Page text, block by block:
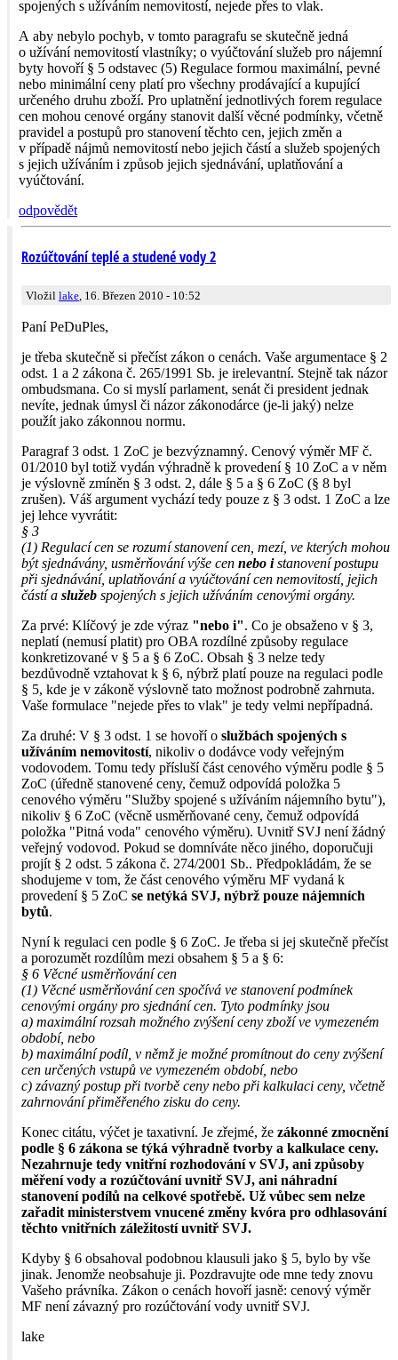
spojených s užíváním nemovitostí, nejede přes to vlak.
A aby nebylo pochyb, v tomto paragrafu se skutečně jedná
o užívání nemovitostí vlastníky; o vyúčtování služeb pro nájemní
byty hovoří § 5 odstavec (5) Regulace formou maximální, pevné
nebo minimální ceny platí pro všechny prodávající a kupující
určeného druhu zboží. Pro uplatnění jednotlivých forem regulace
cen mohou cenové orgány stanovit další věcné podmínky, včetně
pravidel a postupů pro stanovení těchto cen, jejich změn a
v případě nájmů nemovitostí nebo jejich částí a služeb spojených
s jejich užíváním i způsob jejich sjednávání, uplatňování a
vyúčtování.
odpovědět
Rozúčtování teplé a studené vody 2
Vložil lake , 16. Březen 2010 - 10:52
Paní PeDuPles,
je třeba skutečně si přečíst zákon o cenách. Vaše argumentace § 2
odst. 1 a 2 zákona č. 265/1991 Sb. je irelevantní. Stejně tak názor
ombudsmana. Co si myslí parlament, senát či president jednak
nevíte, jednak úmysl či názor zákonodárce (je-li jaký) nelze
použít jako zákonnou normu.
Paragraf 3 odst. 1 ZoC je bezvýznamný. Cenový výměr MF č.
01/2010 byl totiž vydán výhradně k provedení § 10 ZoC a v něm
je výslovně zmíněn § 3 odst. 2, dále § 5 a § 6 ZoC (§ 8 byl
zrušen). Váš argument vychází tedy pouze z § 3 odst. 1 ZoC a lze
jej lehce vyvrátit:
§ 3
(1) Regulací cen se rozumí stanovení cen, mezí, ve kterých mohou
být sjednávány, usměrňování výše cen nebo istanovení postupu
při sjednávání, uplatňování a vyúčtování cen nemovitostí, jejich
částí a služeb spojených s jejich užíváním cenovými orgány.
Za prvé: Klíčový je zde výraz "nebo i". Co je obsaženo v § 3,
neplatí (nemusí platit) pro OBA rozdílné způsoby regulace
konkretizované v § 5 a § 6 ZoC. Obsah § 3 nelze tedy
bezdůvodně vztahovat k § 6, nýbrž platí pouze na regulaci podle
§ 5, kde je v zákoně výslovně tato možnost podrobně zahrnuta.
Vaše formulace "nejede přes to vlak" je tedy velmi nepřípadná.
Za druhé: V § 3 odst. 1 se hovoří o službách spojených s
užíváním nemovitostí, nikoliv o dodávce vody veřejným
vodovodem. Tomu tedy přísluší část cenového výměru podle § 5
ZoC (úředně stanovené ceny, čemuž odpovídá položka 5
cenového výměru "Služby spojené s užíváním nájemního bytu"),
nikoliv § 6 ZoC (věcně usměrňované ceny, čemuž odpovídá
položka "Pitná voda" cenového výměru). Uvnitř SVJ není žádný
veřejný vodovod. Pokud se domníváte něco jiného, doporučuji
projít § 2 odst. 5 zákona č. 274/2001 Sb.. Předpokládám, že se
shodujeme v tom, že část cenového výměru MF vydaná k
provedení § 5 ZoC se netýká SVJ, nýbrž pouze nájemních
bytů.
Nyní k regulaci cen podle § 6 ZoC. Je třeba si jej skutečně přečíst
a porozumět rozdílům mezi obsahem § 5 a § 6:
§ 6 Věcné usměrňování cen
(1) Věcné usměrňování cen spočívá ve stanovení podmínek
cenovými orgány pro sjednání cen. Tyto podmínky jsou
a) maximální rozsah možného zvýšení ceny zboží ve vymezeném
období, nebo
b) maximální podíl, v němž je možné promítnout do ceny zvýšení
cen určených vstupů ve vymezeném období, nebo
c) závazný postup při tvorbě ceny nebo při kalkulaci ceny, včetně
zahrnování přiměřeného zisku do ceny.
Konec citátu, výčet je taxativní. Je zřejmé, že zákonné zmocnění
podle § 6 zákona se týká výhradně tvorby a kalkulace ceny.
Nezahrnuje tedy vnitřní rozhodování v SVJ, ani způsoby
měření vody a rozúčtování uvnitř SVJ, ani náhradní
stanovení podílů na celkové spotřebě. Už vůbec sem nelze
zařadit ministerstvem vnucené změny kvóra pro odhlasování
těchto vnitřních záležitostí uvnitř SVJ.
Kdyby § 6 obsahoval podobnou klausuli jako § 5, bylo by vše
jinak. Jenomže neobsahuje ji. Pozdravujte ode mne tedy znovu
Vašeho právníka. Zákon o cenách hovoří jasně: cenový výměr
MF není závazný pro rozúčtování vody uvnitř SVJ.
lake